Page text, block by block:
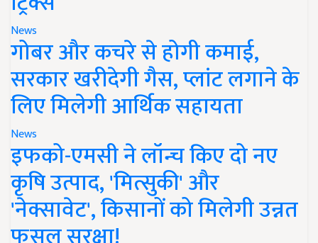
News
गोबर और कचरे से होगी कमाई,
सरकार खरीदेगी गैस, प्लांट लगाने के
लिए मिलेगी आर्थिक सहायता
News
इफको-एमसी ने लॉन्च किए दो नए
कृषि उत्पाद, 'मित्सुकी' और
'नेक्सावेट', किसानों को मिलेगी उन्नत